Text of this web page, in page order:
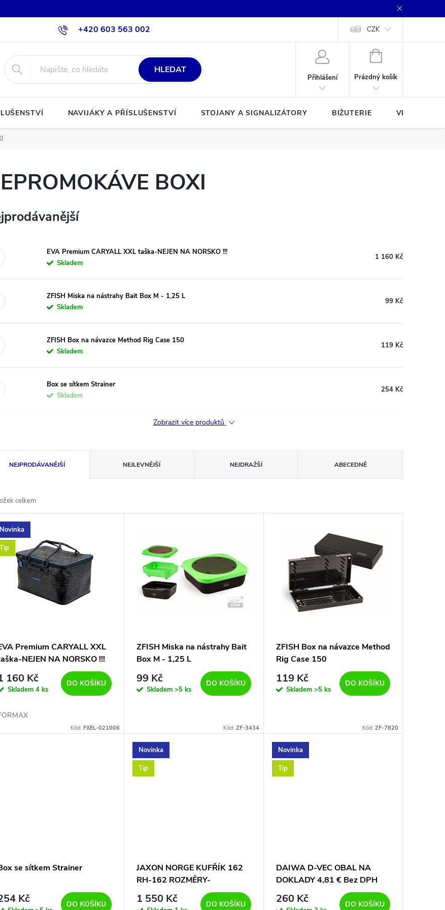
+420 603 563 002 CZK
HLEDAT
Přihlášení
NÁKUPNÍ
Prázdný košík
NAVIJÁKY A PŘÍSLUŠENSTVÍ STOJANY A SIGNALIZÁTORY BIŽUTERIE VLASCE A
BOXI
EVA Premium CARYALL XXL taška-NEJEN NA NORSKO !!!
Skladem
1 160 Kč
ZFISH Miska na nástrahy Bait Box M - 1,25 L
Skladem
99 Kč
ZFISH Box na návazce Method Rig Case 150
Skladem
119 Kč
Box se sítkem Strainer
Skladem
254 Kč
Zobrazit více produktů
NEJPRODÁVANĚJŠÍ NEJLEVNĚJŠÍ NEJDRAŽŠÍ ABECEDNĚ
celkem
Novinka
Tip
Premium CARYALL XXL
NEJEN NA NORSKO !!!
160 Kč
Skladem 4 ks
DO KOŠÍKU
Kód:FXEL-021006
ZFISH Miska na nástrahy Bait
Box M - 1,25 L
99 Kč
Skladem>5 ks
DO KOŠÍKU
Kód: ZF-3434
ZFISH Box na návazce Method
Rig Case 150
119 Kč
Skladem >5 ks
DO KOŠÍKU
Kód: ZF-7820
se sítkem Strainer
Kč DO KOŠÍKU
Novinka
Tip
JAXON NORGE KUFŘÍK 162
RH-162 ROZMĚRY-
37/20/31cm-NEJEN NA
NORSKO
1 550 Kč DO KOŠÍKU
Novinka
Tip
DAIWA D-VEC OBAL NA
DOKLADY 4,81 € Bez DPH
260 Kč DO KOŠÍKU